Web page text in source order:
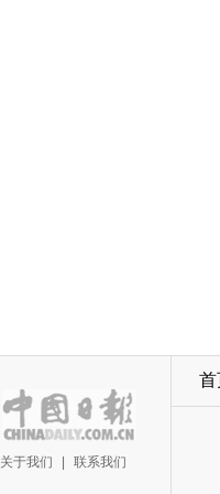
关于我们 联系我们
首